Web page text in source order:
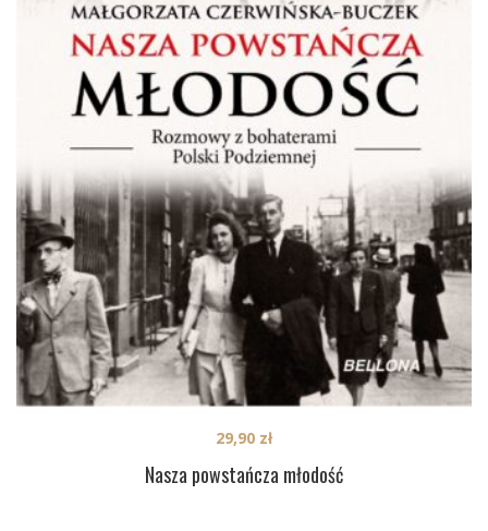
Nasza powstańcza młodość
29,90 zł